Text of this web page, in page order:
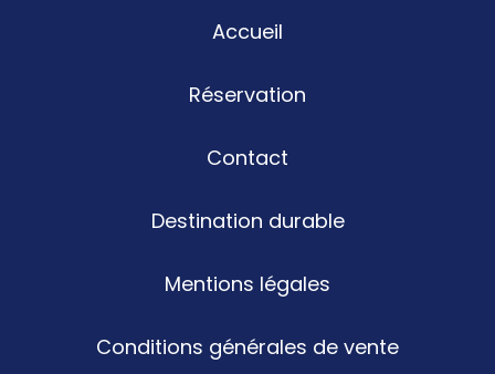
Accueil
Réservation
Contact
Destination durable
Mentions légales
Conditions générales de vente